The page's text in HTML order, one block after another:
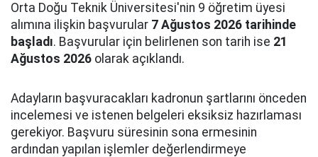
Orta Doğu Teknik Üniversitesi'nin 9 öğretim üyesi
alımına ilişkin başvurular 7 Ağustos 2026 tarihinde
başladı. Başvurular için belirlenen son tarih ise 21
Ağustos 2026 olarak açıklandı.
Adayların başvuracakları kadronun şartlarını önceden
incelemesi ve istenen belgeleri eksiksiz hazırlaması
gerekiyor. Başvuru süresinin sona ermesinin
ardından yapılan işlemler değerlendirmeye